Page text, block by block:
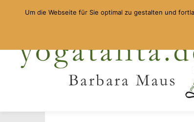
Um die Webseite für Sie optimal zu gestalten und